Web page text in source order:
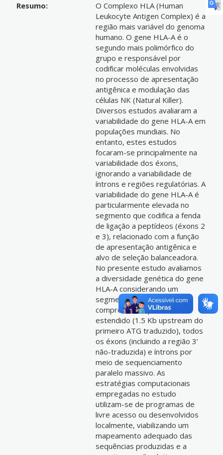
Resumo:
O Complexo HLA (Human
Leukocyte Antigen Complex) é a
região mais variável do genoma
humano. O gene HLA-A é o
segundo mais polimórfico do
grupo e responsável por
codificar moléculas envolvidas
no processo de apresentação
antigênica e modulação das
células NK (Natural Killer).
Diversos estudos avaliaram a
variabilidade do gene HLA-A em
populações mundiais. No
entanto, estes estudos
focaram-se principalmente na
variabilidade dos éxons,
ignorando a variabilidade de
íntrons e regiões regulatórias. A
variabilidade do gene HLA-A é
particularmente elevada no
segmento que codifica a fenda
de ligação a peptídeos (éxons 2
e 3), relacionado com a função
de apresentação antigênica e
alvo de seleção balanceadora.
No presente estudo avaliamos
a diversidade genética do gene
HLA-A considerando um
segmento contínuo que
compreende o promotor
estendido (1.5 Kb upstream do
primeiro ATG traduzido), todos
os éxons (incluindo a região 3’
não-traduzida) e íntrons por
meio de sequenciamento
paralelo massivo. As
estratégias computacionais
empregadas no estudo
utilizam-se de programas de
livre acesso ou desenvolvidos
localmente, viabilizando um
mapeamento adequado das
sequências produzidas e a